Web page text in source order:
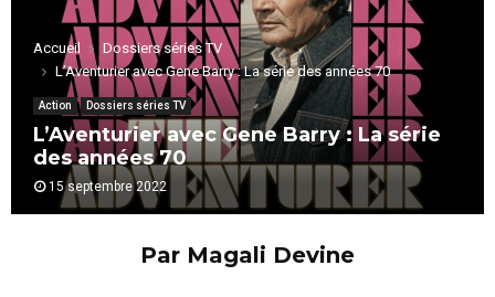
Accueil
Dossiers séries TV
L’Aventurier avec Gene Barry : La série des années 70
Action Dossiers séries TV
L’Aventurier avec Gene Barry : La série
des années 70
15 septembre 2022
Par Magali Devine